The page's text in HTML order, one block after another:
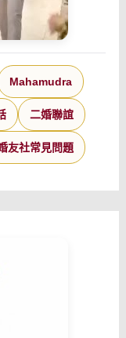
Mahamudra
二婚聯誼
友社常見問題